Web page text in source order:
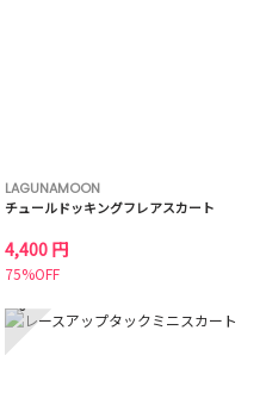
LAGUNAMOON
チュールドッキングフレアスカート
4,400 円
75%OFF
6